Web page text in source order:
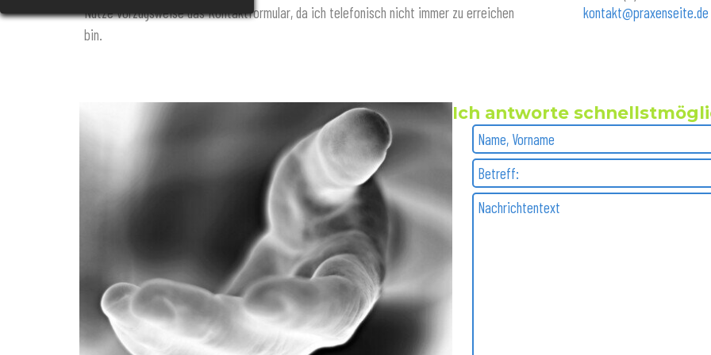
Nutze vorzugsweise das Kontaktformular, da ich telefonisch nicht immer zu erreichen
bin.
kontakt@praxenseite.de
Ich antworte